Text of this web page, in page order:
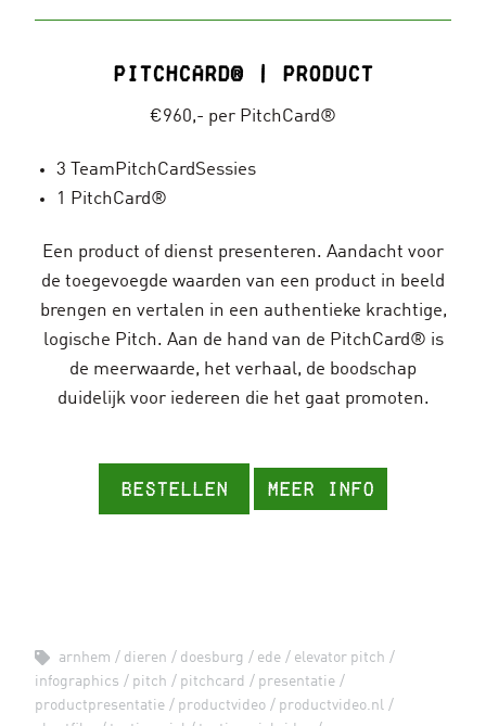
PitchCard® | Product
€960,- per PitchCard®
3 TeamPitchCardSessies
1 PitchCard®
Een product of dienst presenteren. Aandacht voor
de toegevoegde waarden van een product in beeld
brengen en vertalen in een authentieke krachtige,
logische Pitch. Aan de hand van de PitchCard® is
de meerwaarde, het verhaal, de boodschap
duidelijk voor iedereen die het gaat promoten.
Bestellen Meer info
arnhem dieren doesburg ede
elevator pitch
infographics
pitch pitchcard
presentatie
productpresentatie
productvideo
productvideo.nl